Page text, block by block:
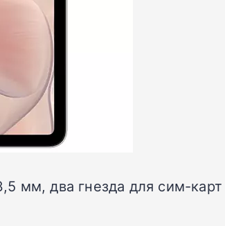
мм, два гнезда для сим-карт